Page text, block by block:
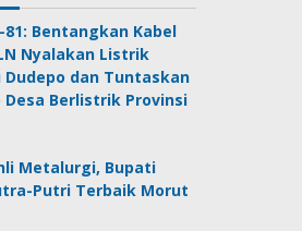
81: Bentangkan Kabel
Nyalakan Listrik
Dudepo dan Tuntaskan
Desa Berlistrik Provinsi
Metalurgi, Bupati
Putri Terbaik Morut